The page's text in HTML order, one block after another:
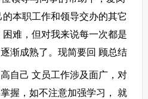
本职工作和领导交办的其它
难，但对我来说每一次都是
渐成熟了。现简要回 顾总结
己 文员工作涉及面广，对
握，如不注意加强学习， 就